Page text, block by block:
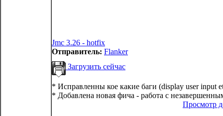
Jmc 3.26 - hotfix
Отправитель: Flanker
Загрузить сейчас
* Исправленны кое какие баги (display user input
* Добавлена новая фича - работа с
Просмотр